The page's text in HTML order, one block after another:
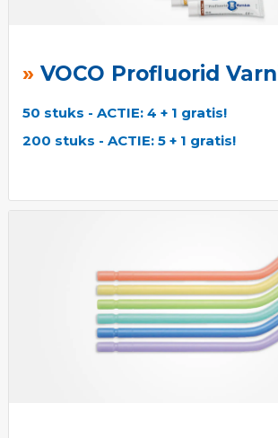
VOCO Profluorid
50 stuks - ACTIE: 4 + 1 gratis!
200 stuks - ACTIE: 5 + 1 gratis!